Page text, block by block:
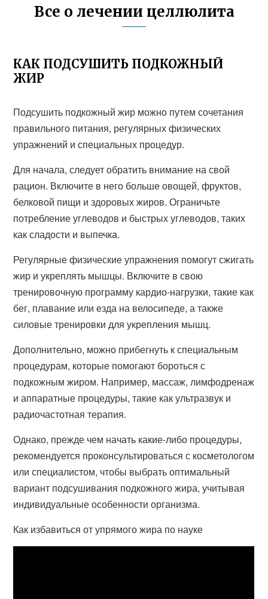
Все о лечении целлюлита
КАК ПОДСУШИТЬ ПОДКОЖНЫЙ
ЖИР
Подсушить подкожный жир можно путем сочетания
правильного питания, регулярных физических
упражнений и специальных процедур.
Для начала, следует обратить внимание на свой
рацион. Включите в него больше овощей, фруктов,
белковой пищи и здоровых жиров. Ограничьте
потребление углеводов и быстрых углеводов, таких
как сладости и выпечка.
Регулярные физические упражнения помогут сжигать
жир и укреплять мышцы. Включите в свою
тренировочную программу кардио-нагрузки, такие как
бег, плавание или езда на велосипеде, а также
силовые тренировки для укрепления мышц.
Дополнительно, можно прибегнуть к специальным
процедурам, которые помогают бороться с
подкожным жиром. Например, массаж, лимфодренаж
и аппаратные процедуры, такие как ультразвук и
радиочастотная терапия.
Однако, прежде чем начать какие-либо процедуры,
рекомендуется проконсультироваться с косметологом
или специалистом, чтобы выбрать оптимальный
вариант подсушивания подкожного жира, учитывая
индивидуальные особенности организма.
Как избавиться от упрямого жира по науке